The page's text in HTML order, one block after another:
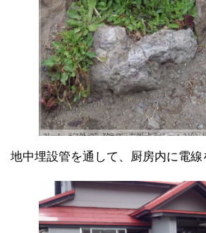
地中埋設管を通して、厨房内に電線